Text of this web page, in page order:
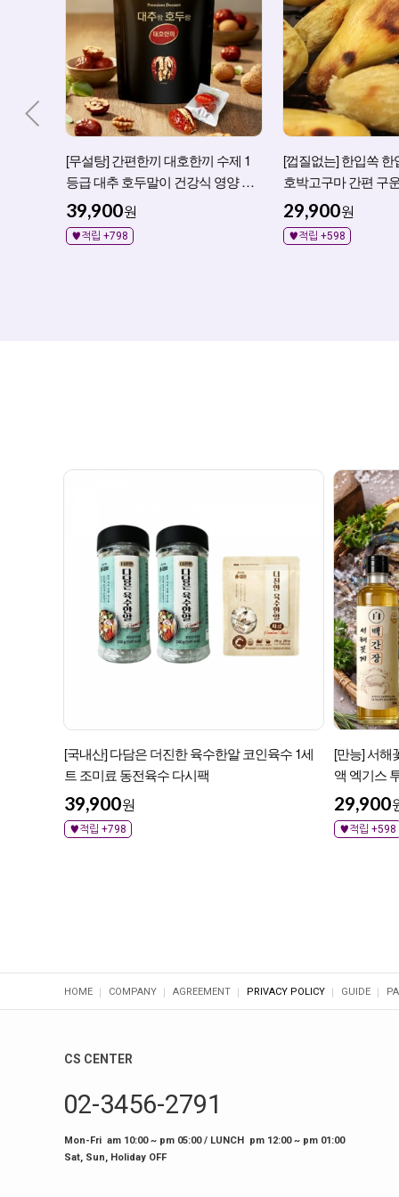
[무설탕] 간편한끼 대호한끼 수제 1
등급 대추 호두말이 건강식 영양 간
식 정과
39,900원
♥적립 +798
[껍질없는] 한입쏙
호박고구마 간편 구
29,900원
♥적립 +598
[국내산] 다담은 더진한 육수한알 코인육수 1세
트 조미료 동전육수 다시팩
39,900원
♥적립 +798
[만능] 서해
액 엑기스
29,900
♥적립 +598
HOME COMPANY AGREEMENT PRIVACY POLICY GUIDE
CS CENTER
02-3456-2791
Mon-Fri am 10:00 ~ pm 05:00 / LUNCH pm 12:00 ~ pm 01:00
Sat, Sun, Holiday OFF